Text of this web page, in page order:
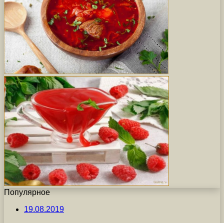
Популярное
19.08.2019